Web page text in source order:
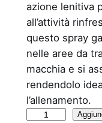
azione lenitiva
all’attività
questo spray
nelle aree da
macchia e si
rendendolo
l’allenamento.